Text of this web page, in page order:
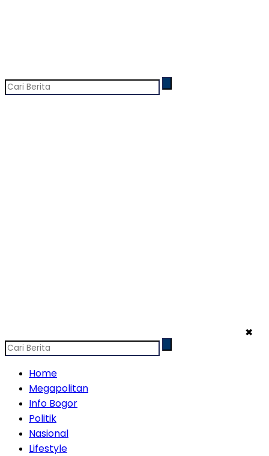
✖
Home
Megapolitan
Info Bogor
Politik
Nasional
Lifestyle